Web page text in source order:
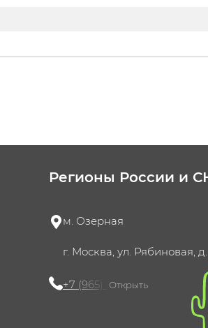
Регионы России и
м. Озерная
г. Москва, ул. Рябиновая, д.
+7 (965) 420-10-10
Открыть